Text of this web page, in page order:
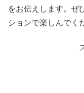
をお伝えします。ぜ
ションで楽しんでく